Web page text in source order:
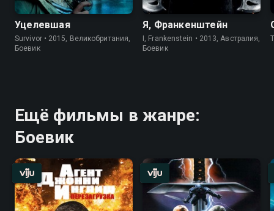
Уцелевшая
Survivor • 2015, Великобритания,
Боевик
Я, Франкенштейн
I, Frankenstein • 2013, Австралия,
Боевик
Ещё фильмы в жанре:
Боевик